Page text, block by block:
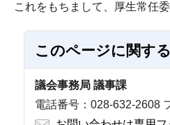
これをもちまして、厚生常任委
このページに関する
議会事務局 議事課
電話番号：028-632-2608